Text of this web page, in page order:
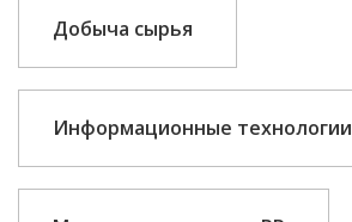
Добыча сырья
Информационные технологии